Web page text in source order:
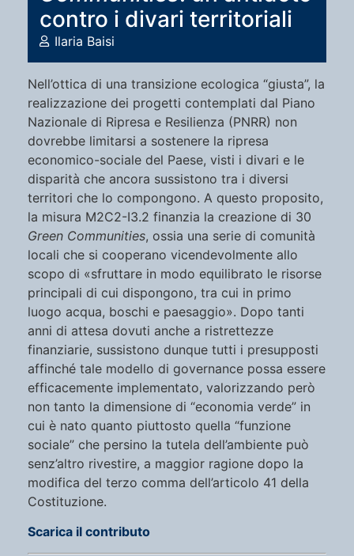
contro i divari territoriali
Ilaria Baisi
Nell’ottica di una transizione ecologica “giusta”, la
realizzazione dei progetti contemplati dal Piano
Nazionale di Ripresa e Resilienza (PNRR) non
dovrebbe limitarsi a sostenere la ripresa
economico-sociale del Paese, visti i divari e le
disparità che ancora sussistono tra i diversi
territori che lo compongono. A questo proposito,
la misura M2C2-I3.2 finanzia la creazione di 30
Green Communities, ossia una serie di comunità
locali che si cooperano vicendevolmente allo
scopo di «sfruttare in modo equilibrato le risorse
principali di cui dispongono, tra cui in primo
luogo acqua, boschi e paesaggio». Dopo tanti
anni di attesa dovuti anche a ristrettezze
finanziarie, sussistono dunque tutti i presupposti
affinché tale modello di governance possa essere
efficacemente implementato, valorizzando però
non tanto la dimensione di “economia verde” in
cui è nato quanto piuttosto quella “funzione
sociale” che persino la tutela dell’ambiente può
senz’altro rivestire, a maggior ragione dopo la
modifica del terzo comma dell’articolo 41 della
Costituzione.
Scarica il contributo